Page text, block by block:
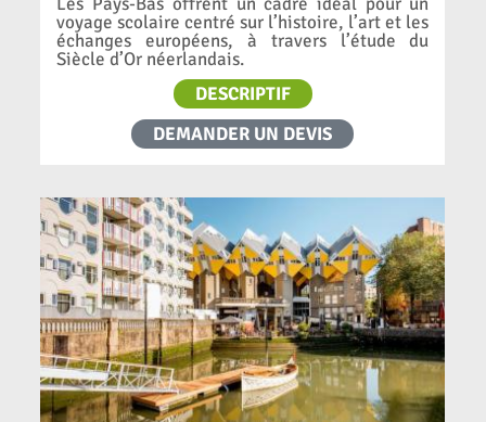
voyage scolaire centré sur l’histoire, l’art et les
échanges européens, à travers l’étude du
Siècle d’Or néerlandais.
DESCRIPTIF
DEMANDER UN DEVIS